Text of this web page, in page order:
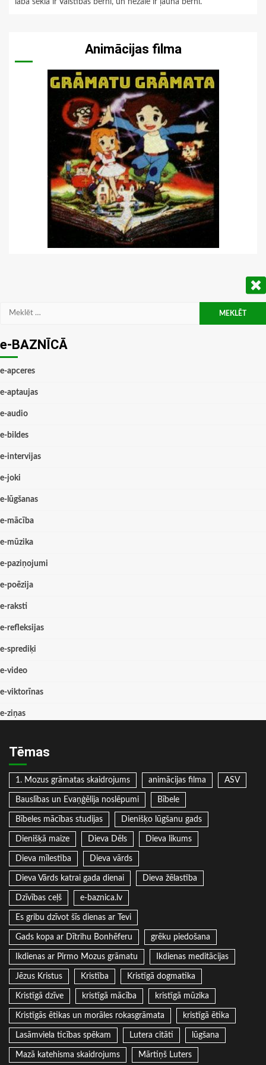
labā sēkla ir Valstības bērni, un nezāle ir ļaunā bērni.
Animācijas filma
Meklēt:
e-BAZNĪCĀ
e-apceres
e-aptaujas
e-audio
e-bildes
e-intervijas
e-joki
e-lūgšanas
e-mācība
e-mūzika
e-paziņojumi
e-poēzija
e-raksti
e-refleksijas
e-sprediķi
e-video
e-viktorīnas
e-ziņas
Tēmas
1. Mozus grāmatas skaidrojums animācijas filma ASV
Bauslības un Evaņģēlija noslēpumi Bībele
Bībeles mācības studijas Dienišķo lūgšanu gads
Dienišķā maize Dieva Dēls Dieva likums
Dieva mīlestība Dieva vārds
Dieva Vārds katrai gada dienai Dieva žēlastība
Dzīvības ceļš e-baznica.lv
Es gribu dzīvot šīs dienas ar Tevi
Gads kopa ar Dītrihu Bonhēferu grēku piedošana
Ikdienas ar Pirmo Mozus grāmatu Ikdienas meditācijas
Jēzus Kristus Kristība Kristīgā dogmatika
Kristīgā dzīve kristīgā mācība kristīgā mūzika
Kristīgās ētikas un morāles rokasgrāmata kristīgā ētika
Lasāmviela ticības spēkam Lutera citāti lūgšana
Mazā katehisma skaidrojums Mārtiņš Luters